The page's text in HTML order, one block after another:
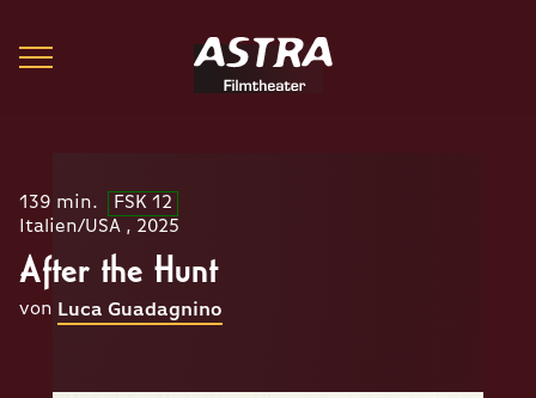
139 min.
FSK 12
Italien/USA , 2025
After the Hunt
von Luca Guadagnino